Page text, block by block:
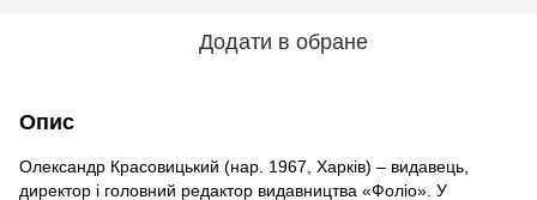
Додати в обране
Опис
Олександр Красовицький (нар. 1967, Харків) – видавець,
директор і головний редактор видавництва «Фоліо». У